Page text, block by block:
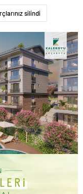
silindi